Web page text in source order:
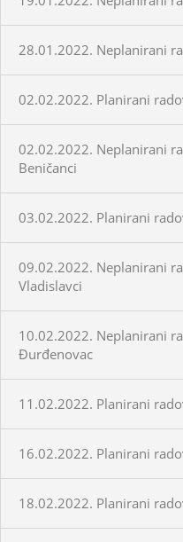
28.01.2022. Neplanirani
02.02.2022. Planirani
02.02.2022. Neplanirani
Beničanci
03.02.2022. Planirani
09.02.2022. Neplanirani
Vladislavci
10.02.2022. Neplanirani
Đurđenovac
11.02.2022. Planirani
16.02.2022. Planirani
18.02.2022. Planirani